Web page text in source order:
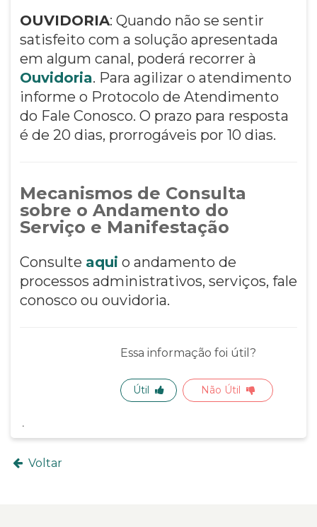
OUVIDORIA: Quando não se sentir
satisfeito com a solução apresentada
em algum canal, poderá recorrer à
Ouvidoria. Para agilizar o atendimento
informe o Protocolo de Atendimento
do Fale Conosco. O prazo para resposta
é de 20 dias, prorrogáveis por 10 dias.
Mecanismos de Consulta
sobre o Andamento do
Serviço e Manifestação
Consulte aqui o andamento de
processos administrativos, serviços, fale
conosco ou ouvidoria.
Essa informação foi útil?
Útil Não Útil
Voltar